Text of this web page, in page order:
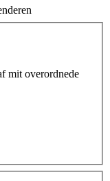
mit overordnede